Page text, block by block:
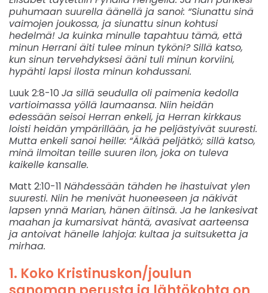
puhumaan suurella äänellä ja sanoi: “Siunattu sinä
vaimojen joukossa, ja siunattu sinun kohtusi
hedelmä! Ja kuinka minulle tapahtuu tämä, että
minun Herrani äiti tulee minun tyköni? Sillä katso,
kun sinun tervehdyksesi ääni tuli minun korviini,
hypähti lapsi ilosta minun kohdussani.
Luuk 2:8-10 Ja sillä seudulla oli paimenia kedolla
vartioimassa yöllä laumaansa. Niin heidän
edessään seisoi Herran enkeli, ja Herran kirkkaus
loisti heidän ympärillään, ja he peljästyivät suuresti.
Mutta enkeli sanoi heille: “Älkää peljätkö; sillä katso,
minä ilmoitan teille suuren ilon, joka on tuleva
kaikelle kansalle.
Matt 2:10-11 Nähdessään tähden he ihastuivat ylen
suuresti. Niin he menivät huoneeseen ja näkivät
lapsen ynnä Marian, hänen äitinsä. Ja he lankesivat
maahan ja kumarsivat häntä, avasivat aarteensa
ja antoivat hänelle lahjoja: kultaa ja suitsuketta ja
mirhaa.
1. Koko Kristinuskon/joulun